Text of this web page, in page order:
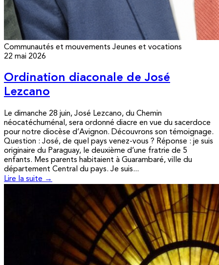
Communautés et mouvements Jeunes et vocations
22 mai 2026
Ordination diaconale de José
Lezcano
Le dimanche 28 juin, José Lezcano, du Chemin
néocatéchuménal, sera ordonné diacre en vue du sacerdoce
pour notre diocèse d’Avignon. Découvrons son témoignage.
Question : José, de quel pays venez-vous ? Réponse : je suis
originaire du Paraguay, le deuxième d’une fratrie de 5
enfants. Mes parents habitaient à Guarambaré, ville du
département Central du pays. Je suis...
Lire la suite →